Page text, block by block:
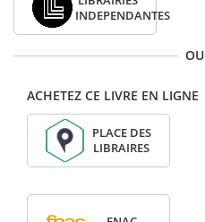
INDEPENDANTES
OU
ACHETEZ CE LIVRE EN LIGNE
PLACE DES
LIBRAIRES